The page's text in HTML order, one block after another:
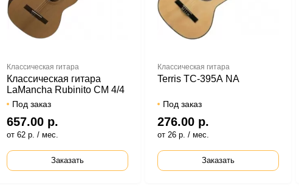
Классическая гитара
Классическая гитара
LaMancha Rubinito CM 4/4
Под заказ
657.00 р.
от 62 р. / мес.
Заказать
Классическая гитара
Terris TC-395A NA
Под заказ
276.00 р.
от 26 р. / мес.
Заказать